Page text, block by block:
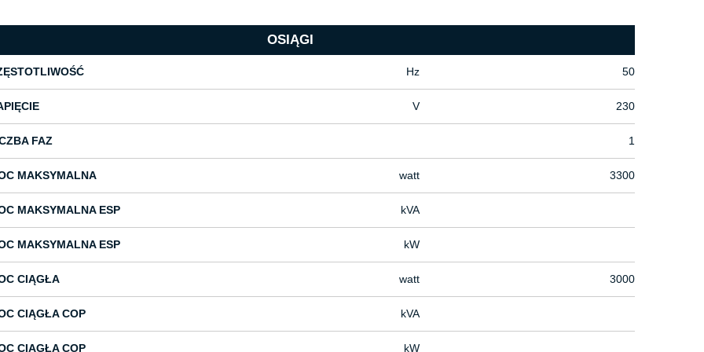
OSIĄGI
Hz 50
V 230
FAZ 1
MAKSYMALNA watt 3300
MAKSYMALNA ESP kVA
MAKSYMALNA ESP kW
CIĄGŁA watt 3000
CIĄGŁA COP kVA
CIĄGŁA COP kW